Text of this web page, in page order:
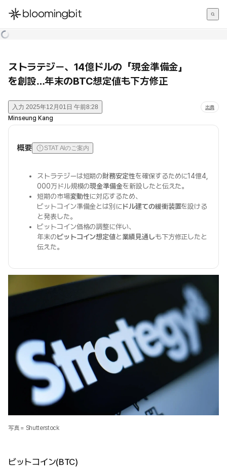
한국어
ストラテジー、14億ドルの「現金準備金」
を創設…年末のBTC想定値も下方修正
入力 2025年12月01日 午前8:28 出典
Minseung Kang
概要 STAT AIのご案内
ストラテジーは短期の財務安定性を確保するために14億4,
000万ドル規模の現金準備金を新設したと伝えた。
短期の市場変動性に対応するため、
ビットコイン準備金とは別にドル建ての緩衝装置を設ける
と発表した。
ビットコイン価格の調整に伴い、
年末のビットコイン想定値と業績見通しも下方修正したと
伝えた。
写真 = Shutterstock
ビットコイン(BTC)